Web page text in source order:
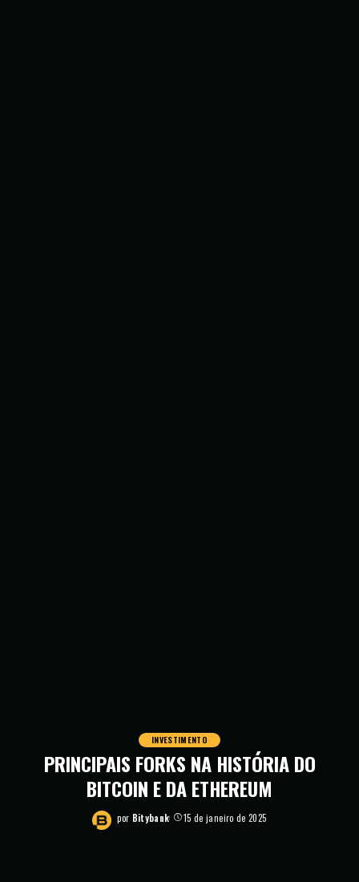
INVESTIMENTO
PRINCIPAIS FORKS NA HISTÓRIA DO
BITCOIN E DA ETHEREUM
por Bitybank 15 de janeiro de 2025